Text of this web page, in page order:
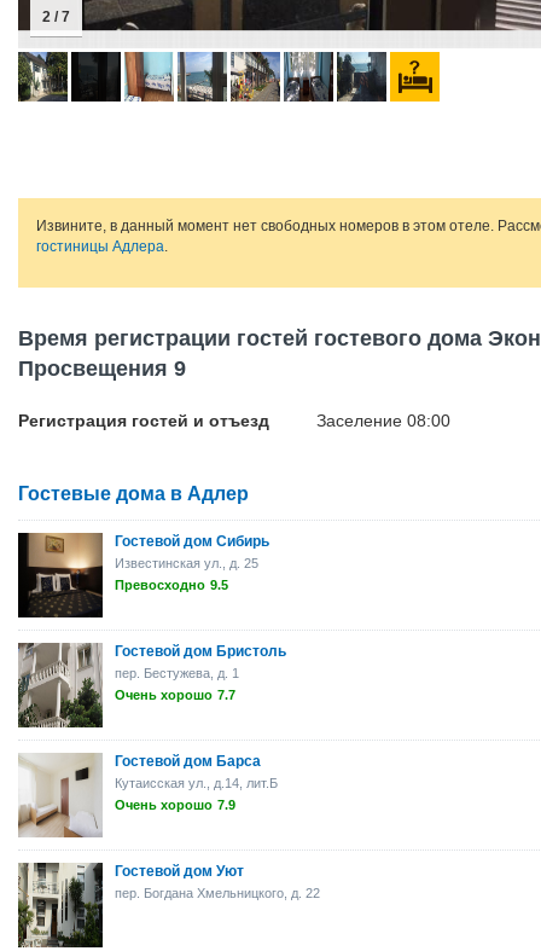
2 / 7
Извините, в данный момент нет свободных номеров в этом отеле.
гостиницы Адлера.
Время регистрации гостей гостевого дома
Просвещения 9
Регистрация гостей и отъезд Заселение 08:00
Гостевые дома в Адлер
Гостевой дом Сибирь
Известинская ул., д. 25
Превосходно 9.5
Гостевой дом Бристоль
пер. Бестужева, д. 1
Очень хорошо 7.7
Гостевой дом Барса
Кутаисская ул., д.14, лит.Б
Очень хорошо 7.9
Гостевой дом Уют
пер. Богдана Хмельницкого, д. 22